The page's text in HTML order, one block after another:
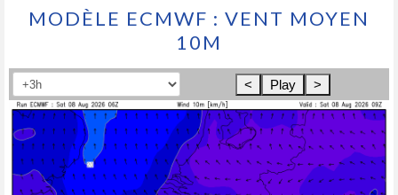
MODÈLE ECMWF : VENT MOYEN
10M
< Play >